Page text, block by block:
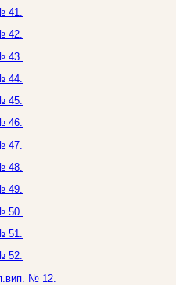
41.
42.
43.
44.
45.
46.
47.
48.
49.
50.
51.
52.
№ 12.